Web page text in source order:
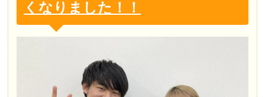
くなりました！！